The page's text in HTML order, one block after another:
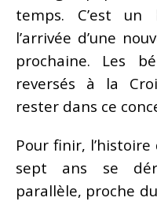
temps. C’est un
l’arrivée d’une
prochaine. Les
reversés à la
rester dans ce
Pour finir,
sept ans se
parallèle, proche